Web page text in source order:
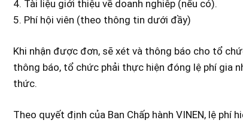
4. Tài liệu giới thiệu về doanh nghiêp (nếu có).
5. Phí hội viên (theo thông tin dưới đầy)
Khi nhận được đơn, sẽ xét và thông báo cho tổ
thông báo, tổ chức phải thực hiện đóng lệ phí gia
thức.
Theo quyết định của Ban Chấp hành VINEN, lệ phí